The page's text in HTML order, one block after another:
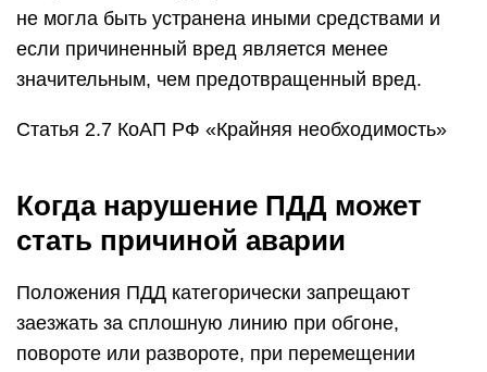
не могла быть устранена иными средствами и
если причиненный вред является менее
значительным, чем предотвращенный вред.
Статья 2.7 КоАП РФ «Крайняя необходимость»
Когда нарушение ПДД может
стать причиной аварии
Положения ПДД категорически запрещают
заезжать за сплошную линию при обгоне,
повороте или развороте, при перемещении